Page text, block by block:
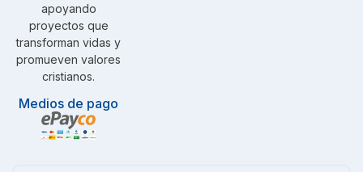
apoyando
proyectos que
transforman vidas y
promueven valores
cristianos.
Medios de pago